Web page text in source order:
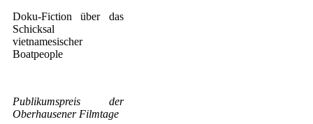
Doku-Fiction über das
Schicksal
vietnamesischer
Boatpeople
Publikumspreis der
Oberhausener Filmtage